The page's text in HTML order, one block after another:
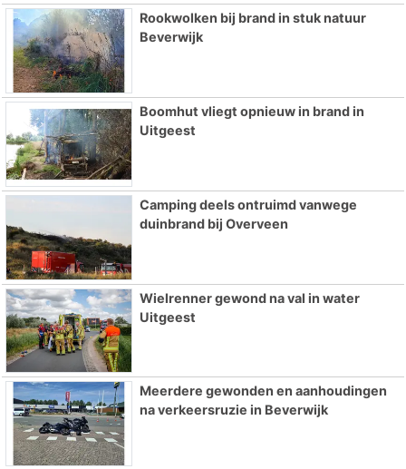
Rookwolken bij brand in stuk natuur
Beverwijk
Boomhut vliegt opnieuw in brand in
Uitgeest
Camping deels ontruimd vanwege
duinbrand bij Overveen
Wielrenner gewond na val in water
Uitgeest
Meerdere gewonden en aanhoudingen
na verkeersruzie in Beverwijk